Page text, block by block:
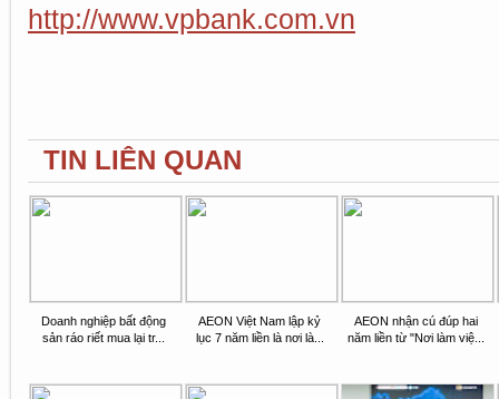
http://www.vpbank.com.vn
TIN LIÊN QUAN
Doanh nghiệp bất động
sản ráo riết mua lại tr...
AEON Việt Nam lập kỷ
lục 7 năm liền là nơi là...
AEON nhận cú đúp hai
năm liền từ "Nơi làm việ...